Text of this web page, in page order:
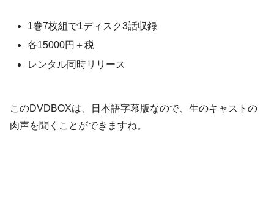
1巻7枚組で1ディスク3話収録
各15000円＋税
レンタル同時リリース
このDVDBOXは、日本語字幕版なので、生のキャストの
肉声を聞くことができますね。